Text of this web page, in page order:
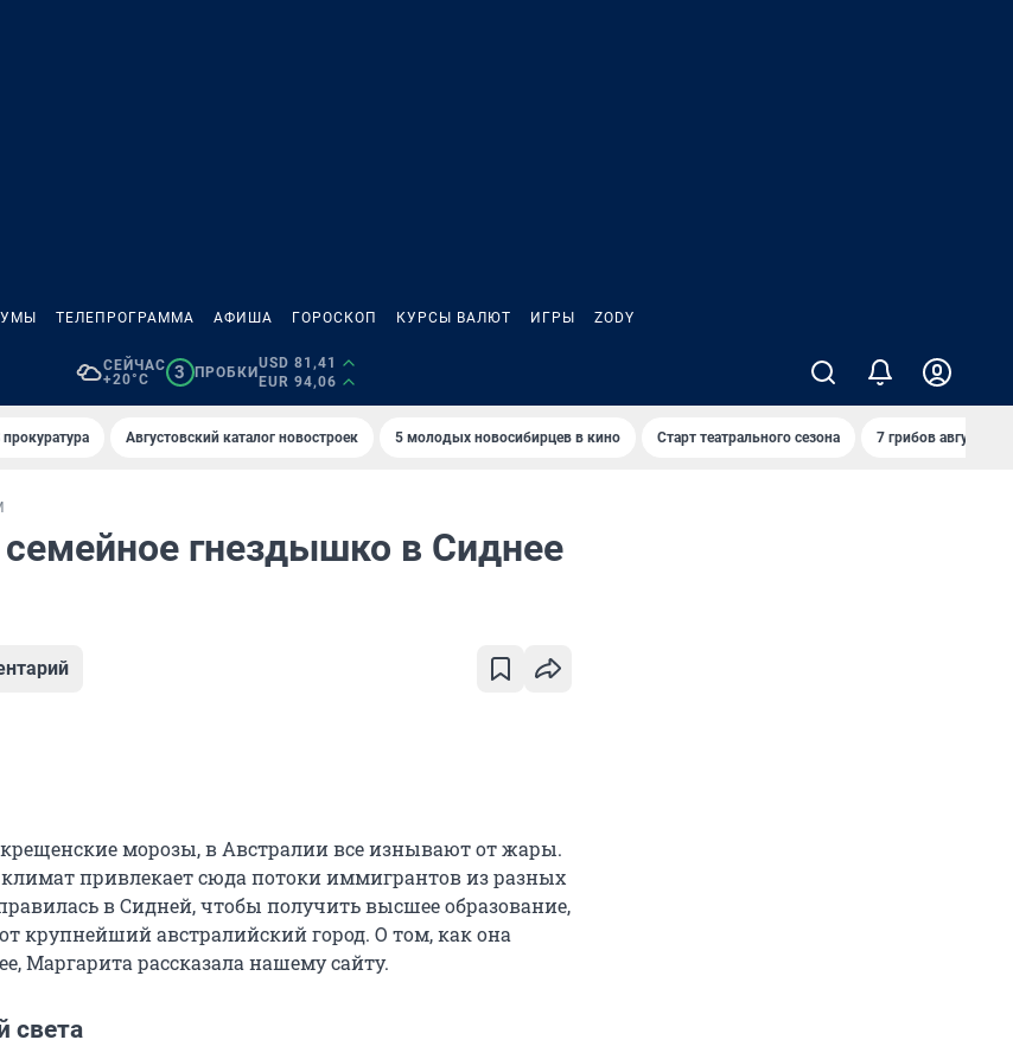
ТЕЛЕПРОГРАММА АФИША ГОРОСКОП КУРСЫ ВАЛЮТ ИГРЫ ZODY
СЕЙЧАС
+20°C
3 ПРОБКИ
USD 81,41
EUR 94,06
Августовский каталог новостроек 5 молодых новосибирцев в кино Старт театрального сезона 7 грибов августа
гнездышко в Сиднее
крещенские морозы, в Австралии все изнывают от жары.
привлекает сюда потоки иммигрантов из разных
в Сидней, чтобы получить высшее образование,
крупнейший австралийский город. О том, как она
Маргарита рассказала нашему сайту.
света